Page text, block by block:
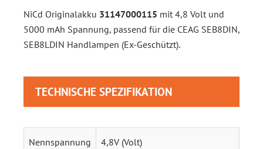
NiCd Originalakku 31147000115 mit 4,8 Volt und
5000 mAh Spannung, passend für die CEAG SEB8DIN,
SEB8LDIN Handlampen (Ex-Geschützt).
TECHNISCHE SPEZIFIKATION
Nennspannung 4,8V (Volt)